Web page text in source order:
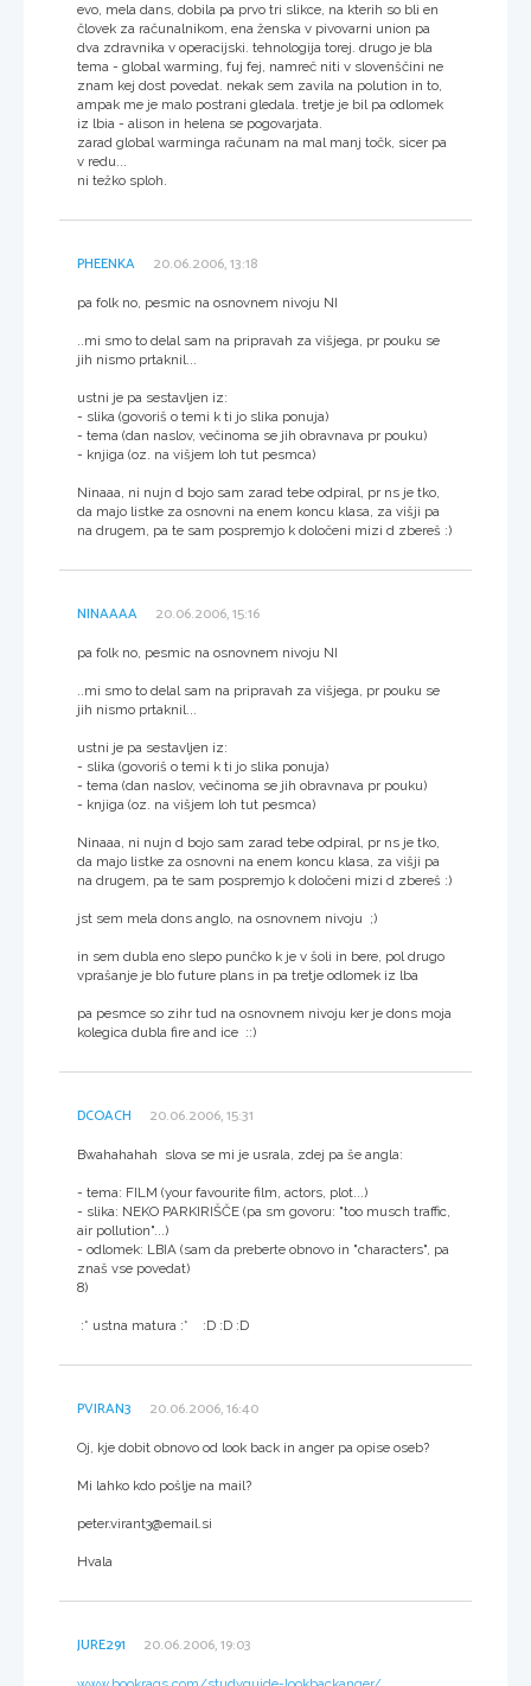
evo, mela dans, dobila pa prvo tri slikce, na kterih so bli en
človek za računalnikom, ena ženska v pivovarni union pa
dva zdravnika v operacijski. tehnologija torej. drugo je bla
tema - global warming, fuj fej, namreč niti v slovenščini ne
znam kej dost povedat. nekak sem zavila na polution in to,
ampak me je malo postrani gledala. tretje je bil pa odlomek
iz lbia - alison in helena se pogovarjata.
zarad global warminga računam na mal manj točk, sicer pa
v redu...
ni težko sploh.
PHEENKA 20.06.2006, 13:18
pa folk no, pesmic na osnovnem nivoju NI
..mi smo to delal sam na pripravah za višjega, pr pouku se
jih nismo prtaknil...
ustni je pa sestavljen iz:
- slika (govoriš o temi k ti jo slika ponuja)
- tema (dan naslov, večinoma se jih obravnava pr pouku)
- knjiga (oz. na višjem loh tut pesmca)
Ninaaa, ni nujn d bojo sam zarad tebe odpiral, pr ns je tko,
da majo listke za osnovni na enem koncu klasa, za višji pa
na drugem, pa te sam pospremjo k določeni mizi d zbereš :)
NINAAAA 20.06.2006, 15:16
pa folk no, pesmic na osnovnem nivoju NI
..mi smo to delal sam na pripravah za višjega, pr pouku se
jih nismo prtaknil...
ustni je pa sestavljen iz:
- slika (govoriš o temi k ti jo slika ponuja)
- tema (dan naslov, večinoma se jih obravnava pr pouku)
- knjiga (oz. na višjem loh tut pesmca)
Ninaaa, ni nujn d bojo sam zarad tebe odpiral, pr ns je tko,
da majo listke za osnovni na enem koncu klasa, za višji pa
na drugem, pa te sam pospremjo k določeni mizi d zbereš :)
jst sem mela dons anglo, na osnovnem nivoju ;)
in sem dubla eno slepo punčko k je v šoli in bere, pol drugo
vprašanje je blo future plans in pa tretje odlomek iz lba
pa pesmce so zihr tud na osnovnem nivoju ker je dons moja
kolegica dubla fire and ice ::)
DCOACH 20.06.2006, 15:31
Bwahahahah slova se mi je usrala, zdej pa še angla:
- tema: FILM (your favourite film, actors, plot...)
- slika: NEKO PARKIRIŠČE (pa sm govoru: "too musch traffic,
air pollution"...)
- odlomek: LBIA (sam da preberte obnovo in "characters", pa
znaš vse povedat)
8)
:* ustna matura :* :D :D :D
PVIRAN3 20.06.2006, 16:40
Oj, kje dobit obnovo od look back in anger pa opise oseb?
Mi lahko kdo pošlje na mail?
peter.virant3@email.si
Hvala
JURE291 20.06.2006, 19:03